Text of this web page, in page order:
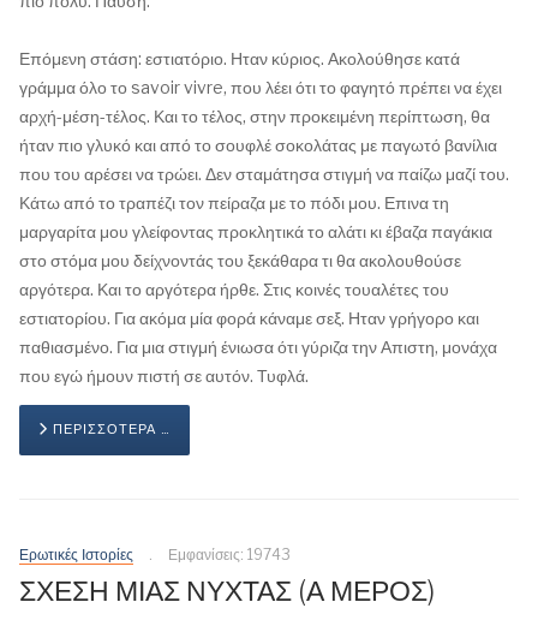
Επόμενη στάση: εστιατόριο. Ηταν κύριος. Ακολούθησε κατά
γράμμα όλο το savoir vivre, που λέει ότι το φαγητό πρέπει να έχει
αρχή-μέση-τέλος. Και το τέλος, στην προκειμένη περίπτωση, θα
ήταν πιο γλυκό και από το σουφλέ σοκολάτας με παγωτό βανίλια
που του αρέσει να τρώει. Δεν σταμάτησα στιγμή να παίζω μαζί του.
Κάτω από το τραπέζι τον πείραζα με το πόδι μου. Επινα τη
μαργαρίτα μου γλείφοντας προκλητικά το αλάτι κι έβαζα παγάκια
στο στόμα μου δείχνοντάς του ξεκάθαρα τι θα ακολουθούσε
αργότερα. Και το αργότερα ήρθε. Στις κοινές τουαλέτες του
εστιατορίου. Για ακόμα μία φορά κάναμε σεξ. Ηταν γρήγορο και
παθιασμένο. Για μια στιγμή ένιωσα ότι γύριζα την Απιστη, μονάχα
που εγώ ήμουν πιστή σε αυτόν. Τυφλά.
ΠΕΡΙΣΣΌΤΕΡΑ …
Ερωτικές Ιστορίες Εμφανίσεις: 19743
ΣΧΕΣΗ ΜΙΑΣ ΝΥΧΤΑΣ (Α ΜΕΡΟΣ)